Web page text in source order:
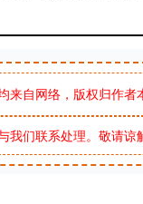
来自网络，版权归作者
我们联系处理。敬请谅